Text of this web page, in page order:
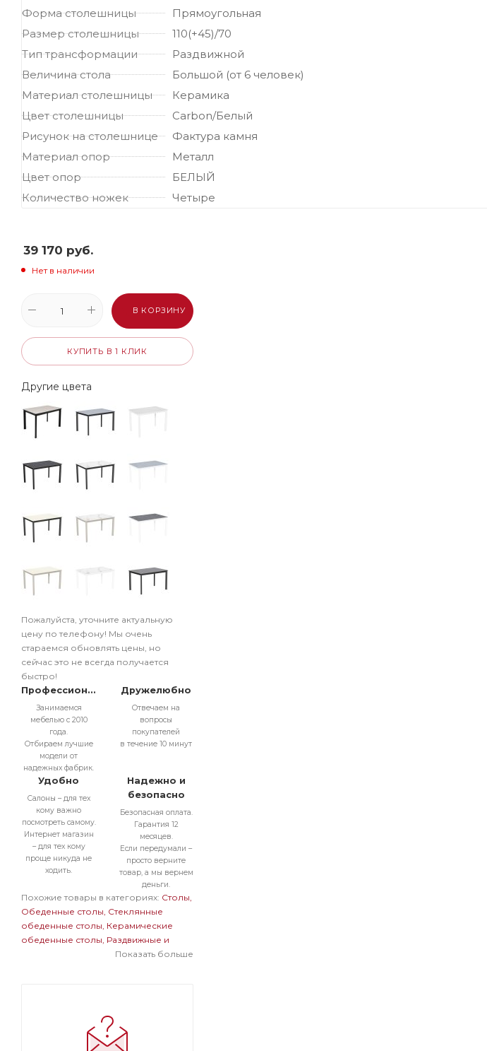
Форма столешницы
Прямоугольная
Размер столешницы
110(+45)/70
Тип трансформации
Раздвижной
Величина стола
Большой (от 6 человек)
Материал столешницы
Керамика
Цвет столешницы
Carbon/Белый
Рисунок на столешнице
Фактура камня
Материал опор
Металл
Цвет опор
БЕЛЫЙ
Количество ножек
Четыре
39 170 руб.
Нет в наличии
В КОРЗИНУ
КУПИТЬ В 1 КЛИК
Другие цвета
Пожалуйста, уточните актуальную
цену по телефону! Мы очень
стараемся обновлять цены, но
сейчас это не всегда получается
быстро!
Профессионально
Занимаемся
мебелью с 2010
года.
Отбираем лучшие
модели от
надежных фабрик.
Дружелюбно
Отвечаем на
вопросы
покупателей
в течение 10 минут
Удобно
Салоны – для тех
кому важно
посмотреть самому.
Интернет магазин
– для тех кому
проще никуда не
ходить.
Надежно и
безопасно
Безопасная оплата.
Гарантия 12
месяцев.
Если передумали –
просто верните
товар, а мы вернем
деньги.
Похожие товары в категориях: Столы
Обеденные столы Стеклянные
обеденные столы Керамические
обеденные столы Раздвижные и
раскладные обеденные столы
раскладные столы Стеклянные
прямоугольные столы
Показать больше